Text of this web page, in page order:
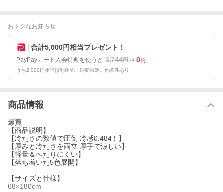
おトクなお知らせ
合計5,000円相当プレゼント！
PayPayカード入会特典を使うと 3,744円 0円
うち2,000円相当は利用先・期間限定。他条件あり
商品情報
爆買
【商品説明】
【冷たさの数値で圧倒 冷感0.484！】
【厚みと冷たさを両立 厚手で涼しい】
【軽量＆へたりにくい】
【落ち着いた5色展開】
【サイズと仕様】
68×180cm